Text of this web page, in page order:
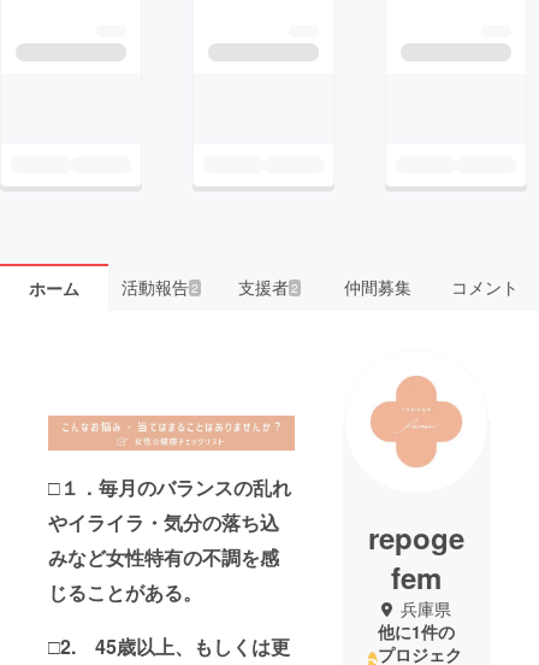
ホーム 活動報告2 支援者 2 仲間募集 コメント
□１．毎月のバランスの乱れ
やイライラ・気分の落ち込
みなど女性特有の不調を感
じることがある。
□2. 45歳以上、もしくは更
repoge
fem
兵庫県
他に1件の
プロジェク